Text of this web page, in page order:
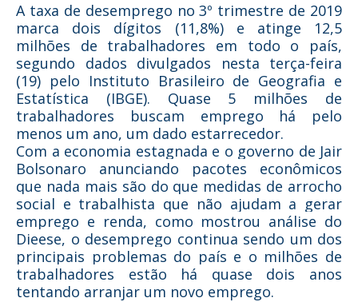
A taxa de desemprego no 3º trimestre de 2019
marca dois dígitos (11,8%) e atinge 12,5
milhões de trabalhadores em todo o país,
segundo dados divulgados nesta terça-feira
(19) pelo Instituto Brasileiro de Geografia e
Estatística (IBGE). Quase 5 milhões de
trabalhadores buscam emprego há pelo
menos um ano, um dado estarrecedor.
Com a economia estagnada e o governo de Jair
Bolsonaro anunciando pacotes econômicos
que nada mais são do que medidas de arrocho
social e trabalhista que não ajudam a gerar
emprego e renda, como mostrou análise do
Dieese, o desemprego continua sendo um dos
principais problemas do país e o milhões de
trabalhadores estão há quase dois anos
tentando arranjar um novo emprego.